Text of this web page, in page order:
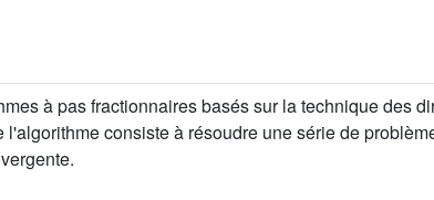
à pas fractionnaires basés sur la technique des
consiste à résoudre une série de